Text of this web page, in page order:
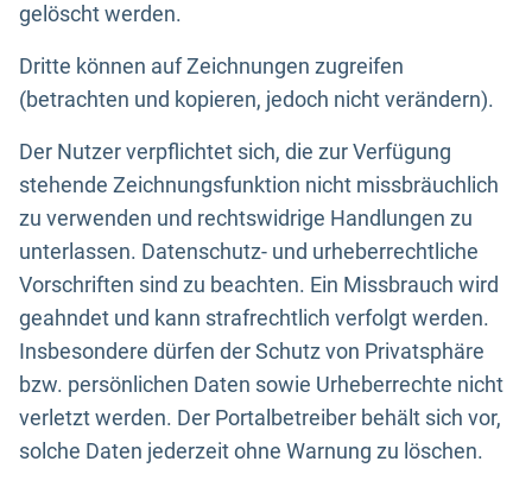
gelöscht werden.
Dritte können auf Zeichnungen zugreifen
(betrachten und kopieren, jedoch nicht verändern).
Der Nutzer verpflichtet sich, die zur Verfügung
stehende Zeichnungsfunktion nicht missbräuchlich
zu verwenden und rechtswidrige Handlungen zu
unterlassen. Datenschutz- und urheberrechtliche
Vorschriften sind zu beachten. Ein Missbrauch wird
geahndet und kann strafrechtlich verfolgt werden.
Insbesondere dürfen der Schutz von Privatsphäre
bzw. persönlichen Daten sowie Urheberrechte nicht
verletzt werden. Der Portalbetreiber behält sich vor,
solche Daten jederzeit ohne Warnung zu löschen.